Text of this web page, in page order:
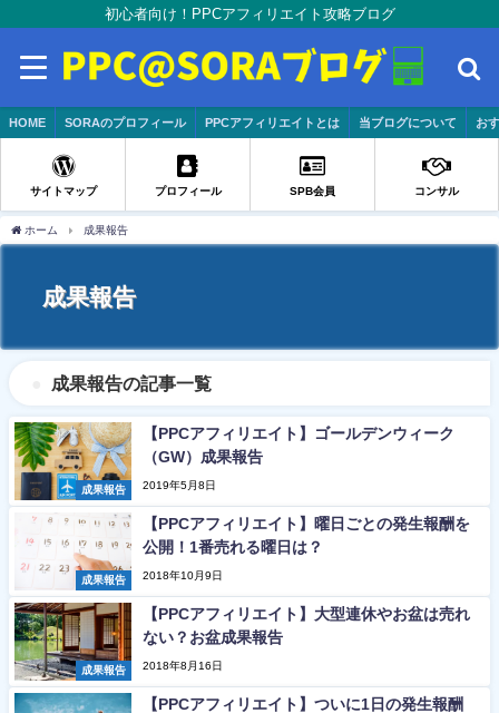
初心者向け！PPCアフィリエイト攻略ブログ
HOME SORAのプロフィール PPCアフィリエイトとは 当ブログについて お
サイトマップ プロフィール SPB会員 コンサル
ホーム 成果報告
成果報告
成果報告の記事一覧
成果報告
【PPCアフィリエイト】ゴールデンウィーク
（GW）成果報告
2019年5月8日
成果報告
【PPCアフィリエイト】曜日ごとの発生報酬を
公開！1番売れる曜日は？
2018年10月9日
成果報告
【PPCアフィリエイト】大型連休やお盆は売れ
ない？お盆成果報告
2018年8月16日
【PPCアフィリエイト】ついに1日の発生報酬